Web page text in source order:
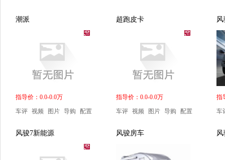
潮派
指导价：0.0-0.0万
车评 视频 图片 导购 配置
超跑皮卡
指导价：0.0-0.0万
车评 视频 图片 导购 配置
风
指
车
风骏7新能源 风骏房车